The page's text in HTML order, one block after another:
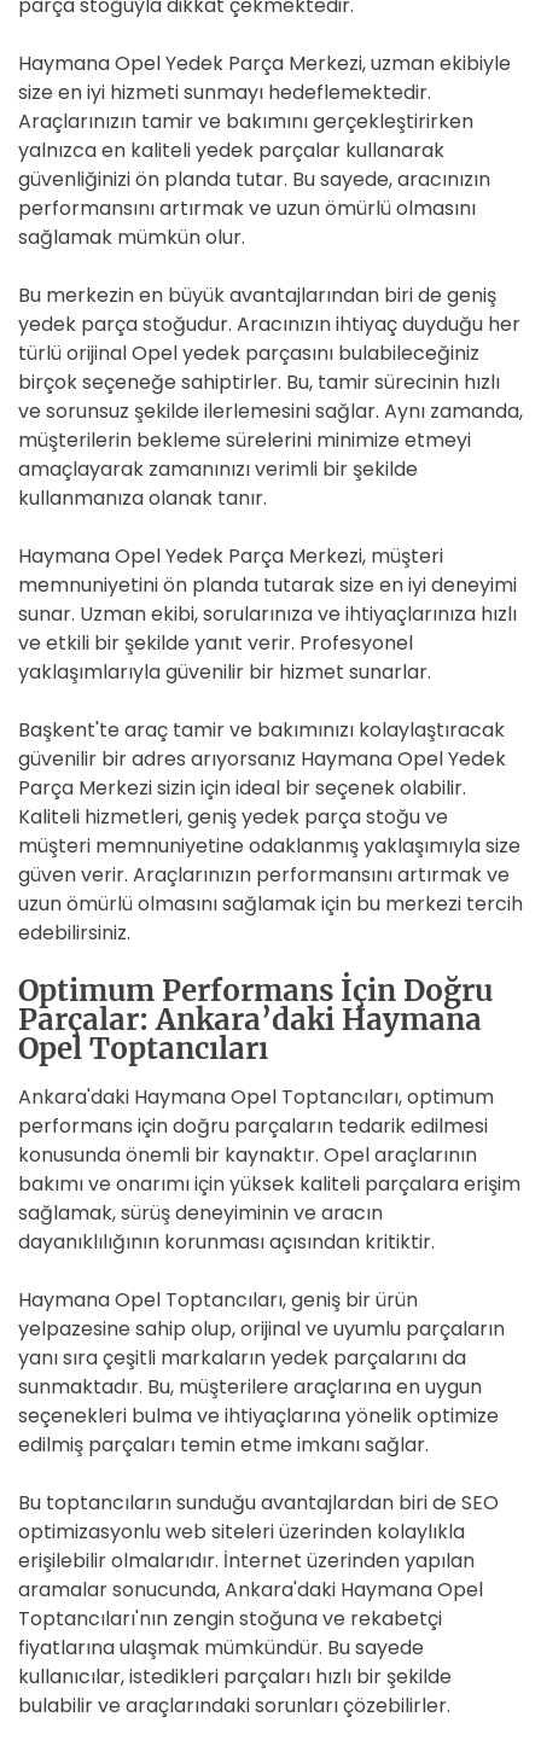
Haymana Opel Yedek Parça Merkezi, uzman ekibiyle
size en iyi hizmeti sunmayı hedeflemektedir.
Araçlarınızın tamir ve bakımını gerçekleştirirken
yalnızca en kaliteli yedek parçalar kullanarak
güvenliğinizi ön planda tutar. Bu sayede, aracınızın
performansını artırmak ve uzun ömürlü olmasını
sağlamak mümkün olur.
Bu merkezin en büyük avantajlarından biri de geniş
yedek parça stoğudur. Aracınızın ihtiyaç duyduğu her
türlü orijinal Opel yedek parçasını bulabileceğiniz
birçok seçeneğe sahiptirler. Bu, tamir sürecinin hızlı
ve sorunsuz şekilde ilerlemesini sağlar. Aynı zamanda,
müşterilerin bekleme sürelerini minimize etmeyi
amaçlayarak zamanınızı verimli bir şekilde
kullanmanıza olanak tanır.
Haymana Opel Yedek Parça Merkezi, müşteri
memnuniyetini ön planda tutarak size en iyi deneyimi
sunar. Uzman ekibi, sorularınıza ve ihtiyaçlarınıza hızlı
ve etkili bir şekilde yanıt verir. Profesyonel
yaklaşımlarıyla güvenilir bir hizmet sunarlar.
Başkent'te araç tamir ve bakımınızı kolaylaştıracak
güvenilir bir adres arıyorsanız Haymana Opel Yedek
Parça Merkezi sizin için ideal bir seçenek olabilir.
Kaliteli hizmetleri, geniş yedek parça stoğu ve
müşteri memnuniyetine odaklanmış yaklaşımıyla size
güven verir. Araçlarınızın performansını artırmak ve
uzun ömürlü olmasını sağlamak için bu merkezi tercih
edebilirsiniz.
Optimum Performans İçin Doğru
Parçalar: Ankara’daki Haymana
Opel Toptancıları
Ankara'daki Haymana Opel Toptancıları, optimum
performans için doğru parçaların tedarik edilmesi
konusunda önemli bir kaynaktır. Opel araçlarının
bakımı ve onarımı için yüksek kaliteli parçalara erişim
sağlamak, sürüş deneyiminin ve aracın
dayanıklılığının korunması açısından kritiktir.
Haymana Opel Toptancıları, geniş bir ürün
yelpazesine sahip olup, orijinal ve uyumlu parçaların
yanı sıra çeşitli markaların yedek parçalarını da
sunmaktadır. Bu, müşterilere araçlarına en uygun
seçenekleri bulma ve ihtiyaçlarına yönelik optimize
edilmiş parçaları temin etme imkanı sağlar.
Bu toptancıların sunduğu avantajlardan biri de SEO
optimizasyonlu web siteleri üzerinden kolaylıkla
erişilebilir olmalarıdır. İnternet üzerinden yapılan
aramalar sonucunda, Ankara'daki Haymana Opel
Toptancıları'nın zengin stoğuna ve rekabetçi
fiyatlarına ulaşmak mümkündür. Bu sayede
kullanıcılar, istedikleri parçaları hızlı bir şekilde
bulabilir ve araçlarındaki sorunları çözebilirler.